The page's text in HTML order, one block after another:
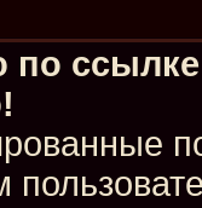
по